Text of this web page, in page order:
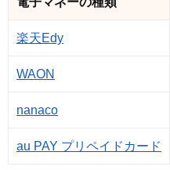
楽天Edy
WAON
nanaco
au PAY プリペイドカード